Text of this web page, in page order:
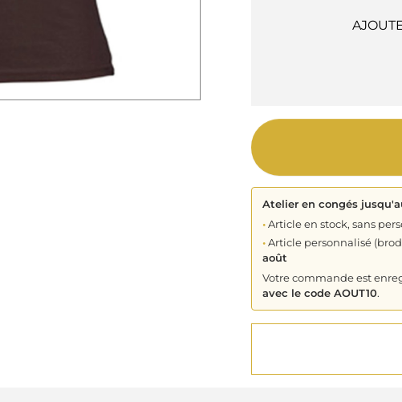
Atelier en congés
•Article en stock, sans
•Article personnalisé
août
Votre commande est
avec le code AOUT10.